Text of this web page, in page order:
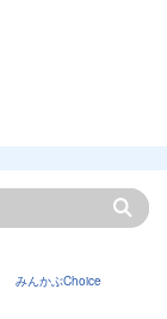
みんかぶChoice